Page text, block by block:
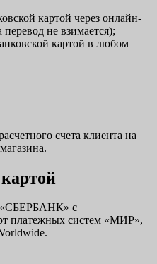
картой через онлайн-
перевод не взимается);
картой в любом
счета клиента на
«СБЕРБАНК» с
платежных систем «МИР»,